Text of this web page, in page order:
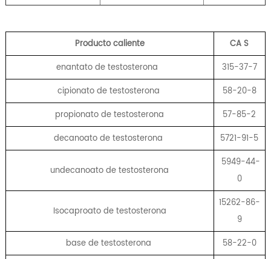
Producto caliente CAS
enantato de testosterona
315-37-7
cipionato de testosterona
58-20-8
propionato de testosterona
57-85-2
decanoato de testosterona
5721-91-5
undecanoato de testosterona
5949-44-
0
Isocaproato de testosterona
15262-86-
9
base de testosterona
58-22-0